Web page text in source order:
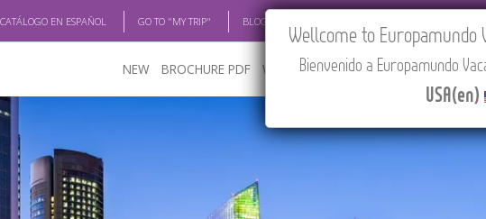
EN ESPAÑOL GO TO "MY TRIP" BLOG
NEW BROCHURE PDF WHERE TO BUY FEATURED ABOUT
Wellcome to
Bienvenido a Europamundo
USA(en)